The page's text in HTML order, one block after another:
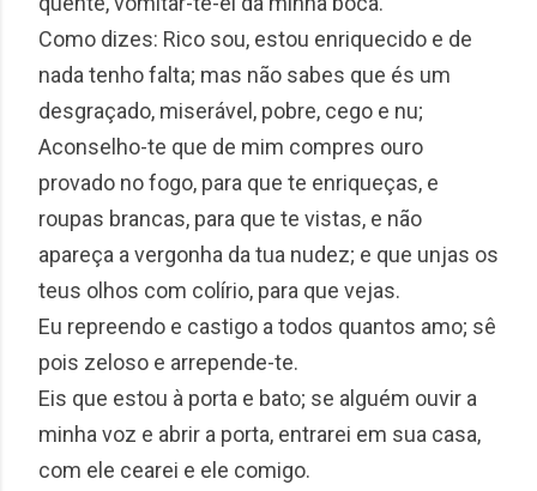
Como dizes: Rico sou, estou enriquecido e de
nada tenho falta; mas não sabes que és um
desgraçado, miserável, pobre, cego e nu;
Aconselho-te que de mim compres ouro
provado no fogo, para que te enriqueças, e
roupas brancas, para que te vistas, e não
apareça a vergonha da tua nudez; e que unjas os
teus olhos com colírio, para que vejas.
Eu repreendo e castigo a todos quantos amo; sê
pois zeloso e arrepende-te.
Eis que estou à porta e bato; se alguém ouvir a
minha voz e abrir a porta, entrarei em sua casa,
com ele cearei e ele comigo.